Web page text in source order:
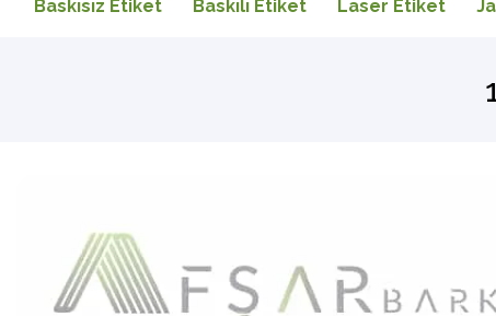
Japon Akmaz Yıkama
Baskısız Etiket Baskılı Etiket Laser Etiket